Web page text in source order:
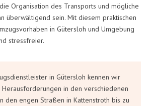
Organisation des Transports und mögliche
überwältigend sein. Mit diesem praktischen
in Gütersloh und Umgebung
stressfreier.
in Gütersloh kennen wir
in den verschiedenen
den engen Straßen in Kattenstroth bis zu